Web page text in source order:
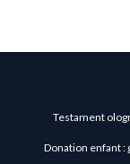
Testament
Donation enfant :